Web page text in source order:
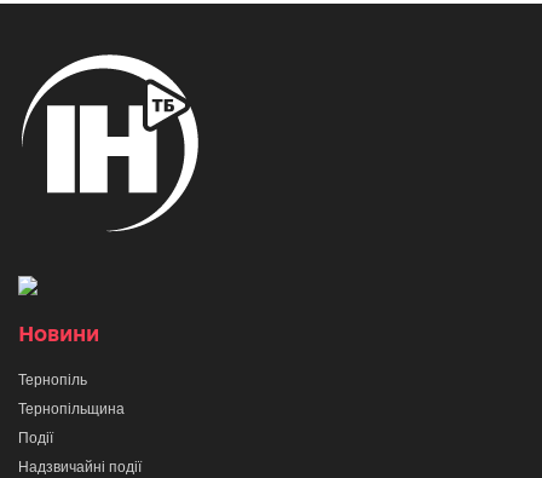
Новини
Тернопіль
Тернопільщина
Події
Надзвичайні події